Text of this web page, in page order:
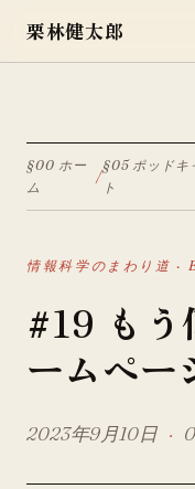
栗林健太郎
§00 ホー
ム
/
§05 ポッドキ
ト
情報科学のまわり道 ·
#19 もう
ームペー
2023年9月10日 ·